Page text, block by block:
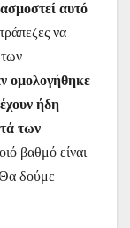
αυτό
να
ομολογήθηκε
ήδη
των
βαθμό είναι
Θα δούμε